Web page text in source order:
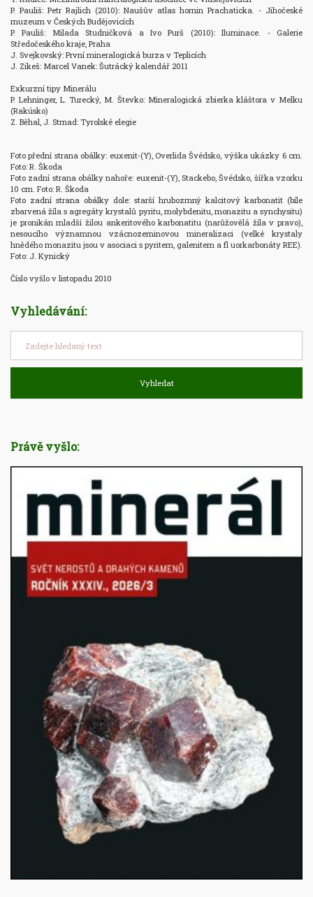
P. Pauliš: Petr Rajlich (2010): Naušův atlas hornin Prachaticka. - Jihočeské
muzeum v Českých Budějovicích
P. Pauliš: Milada Studničková a Ivo Purš (2010): Iluminace. - Galerie
Středočeského kraje, Praha
J. Svejkovský: První mineralogická burza v Teplicích
J. Zikeš: Marcel Vanek: Šutrácký kalendář 2011
Exkurzní tipy Minerálu
P. Lehninger, L. Turecký, M. Števko: Mineralogická zbierka kláštora v Melku
(Rakúsko)
Z. Běhal, J. Strnad: Tyrolské elegie
Foto přední strana obálky: euxenit-(Y), Overlida Švédsko, výška ukázky 6 cm.
Foto: R. Škoda
Foto zadní strana obálky nahoře: euxenit-(Y), Stackebo, Švédsko, šířka vzorku
10 cm. Foto: R. Škoda
Foto zadní strana obálky dole: starší hrubozrnný kalcitový karbonatit (bíle
zbarvená žíla s agregáty krystalů pyritu, molybdenitu, monazitu a synchysitu)
je pronikán mladší žilou ankeritového karbonatitu (narůžovělá žíla v pravo),
nesoucího významnou vzácnozeminovou mineralizaci (velké krystaly
hnědého monazitu jsou v asociaci s pyritem, galenitem a fl uorkarbonáty REE).
Foto: J. Kynický
Číslo vyšlo v listopadu 2010
Vyhledávání:
Vyhledat
Právě vyšlo: